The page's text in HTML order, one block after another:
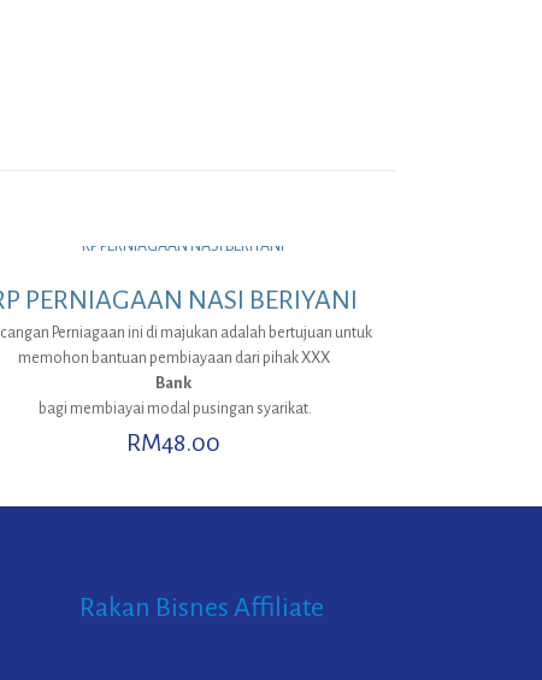
PERNIAGAAN NASI BERIYANI
Perniagaan ini di majukan adalah bertujuan untuk
memohon bantuan pembiayaan dari pihak XXX
Bank
bagi membiayai modal pusingan syarikat.
RM48.00
Rakan Bisnes Affiliate